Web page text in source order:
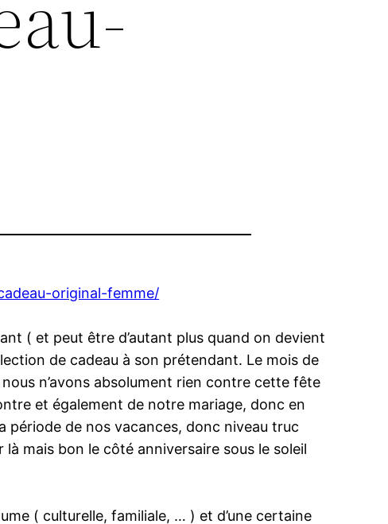
original-femme/
( et peut être d’autant plus quand on devient
de cadeau à son prétendant. Le mois de
n’avons absolument rien contre cette fête
et également de notre mariage, donc en
période de nos vacances, donc niveau truc
mais bon le côté anniversaire sous le soleil
( culturelle, familiale, … ) et d’une certaine